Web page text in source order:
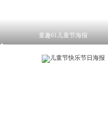
童趣61儿童节海报